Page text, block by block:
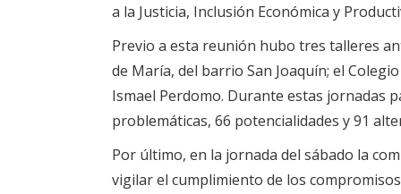
a la Justicia, Inclusión Económica y
Previo a esta reunión hubo tres talleres
de María, del barrio San Joaquín; el
Ismael Perdomo. Durante estas jornadas
problemáticas, 66 potencialidades y 91
Por último, en la jornada del sábado la
vigilar el cumplimiento de los